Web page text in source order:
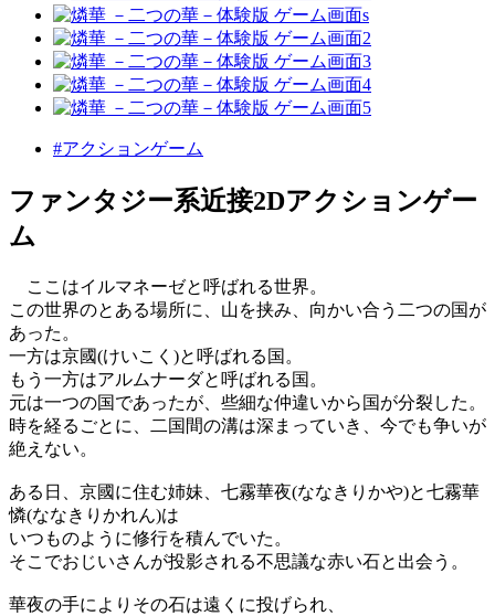
#アクションゲーム
ファンタジー系近接2Dアクションゲー
ム
ここはイルマネーゼと呼ばれる世界。
この世界のとある場所に、山を挟み、向かい合う二つの国が
あった。
一方は京國(けいこく)と呼ばれる国。
もう一方はアルムナーダと呼ばれる国。
元は一つの国であったが、些細な仲違いから国が分裂した。
時を経るごとに、二国間の溝は深まっていき、今でも争いが
絶えない。
ある日、京國に住む姉妹、七霧華夜(ななきりかや)と七霧華
憐(ななきりかれん)は
いつものように修行を積んでいた。
そこでおじいさんが投影される不思議な赤い石と出会う。
華夜の手によりその石は遠くに投げられ、